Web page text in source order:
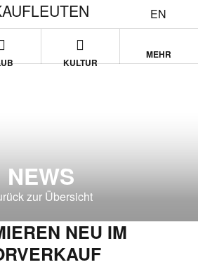
EN
KULTUR
MEHR
NEWS
zur Übersicht
NEU IM